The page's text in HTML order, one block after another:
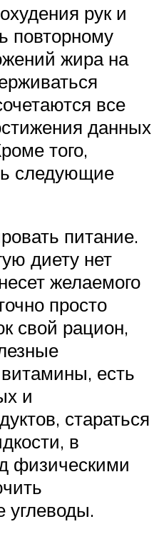
рук и
повторному
жира на
все
данных
того,
следующие
питание.
диету нет
желаемого
просто
свой рацион,
есть
и
стараться
в
физическими
углеводы.